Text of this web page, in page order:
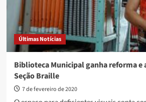
Últimas Notícias
Biblioteca Municipal ganha reforma e
Seção Braille
7 de fevereiro de 2020